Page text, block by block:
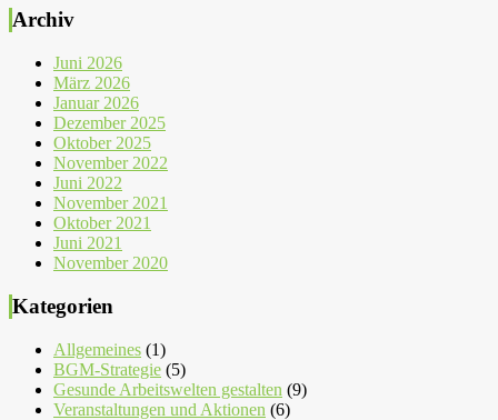
Archiv
Juni 2026
März 2026
Januar 2026
Dezember 2025
Oktober 2025
November 2022
Juni 2022
November 2021
Oktober 2021
Juni 2021
November 2020
Kategorien
Allgemeines (1)
BGM-Strategie (5)
Gesunde Arbeitswelten gestalten (9)
Veranstaltungen und Aktionen (6)